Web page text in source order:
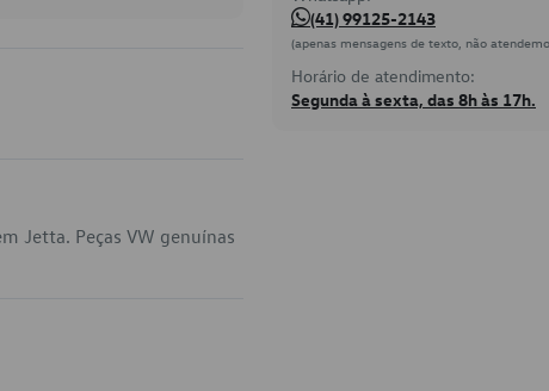
Jetta. Peças VW genuínas
(41) 99125-2143
(apenas mensagens de texto, não
Horário de atendimento:
Segunda à sexta, das 8h às 17h.